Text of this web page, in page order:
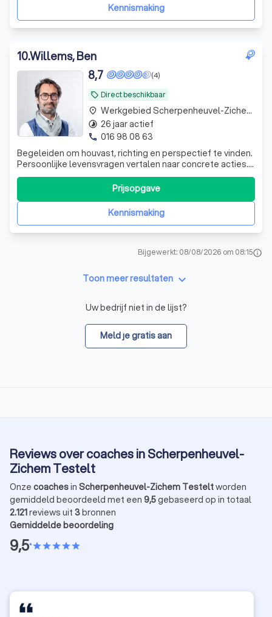
Kennismaking
10.Willems, Ben
local_offer Direct beschikbaar
(4)
8,7
Begeleiden om houvast, richting en perspectief te vinden.
Persoonlijke levensvragen vertalen naar concrete acties.
Mensgericht, focus op resultaat: ik zet in beweging vanuit
Kennismaking
Prijsopgave
place Werkgebied Scherpenheuvel-Zichem Testelt
timelapse 26 jaar actief
phone 016 98 08 63
Bijgewerkt: 08/08/2026 om 08:15info
Toon meer resultaten keyboard_arrow_down
Uw bedrijf niet in de lijst?
Meld je gratis aan
Reviews over coaches in Scherpenheuvel-
Zichem Testelt
Onze coachesin Scherpenheuvel-Zichem Testeltworden
gemiddeld beoordeeld met een 9,5gebaseerd op in totaal
2.121reviews uit 3bronnen
Gemiddelde beoordeling
9,5•starstarstarstarstar